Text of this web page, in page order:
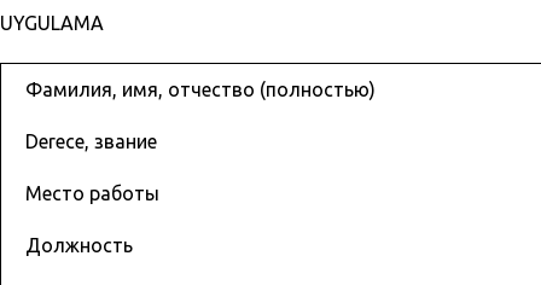
UYGULAMA
Фамилия, имя, отчество (полностью)
Derece, звание
Место работы
Должность